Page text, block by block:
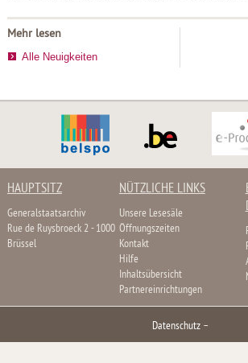
Mehr lesen
Alle Neuigkeiten
HAUPTSITZ
Generalstaatsarchiv
Rue de Ruysbroeck 2 - 1000
Brüssel
NÜTZLICHE LINKS
Unsere Lesesäle
Öffnungszeiten
Kontakt
Hilfe
Inhaltsübersicht
Partnereinrichtungen
Datenschutz –